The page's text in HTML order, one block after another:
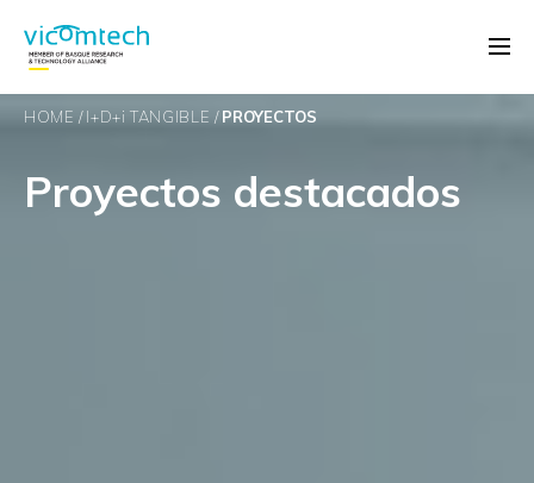
HOME I+D+i TANGIBLE PROYECTOS
Proyectos destacados